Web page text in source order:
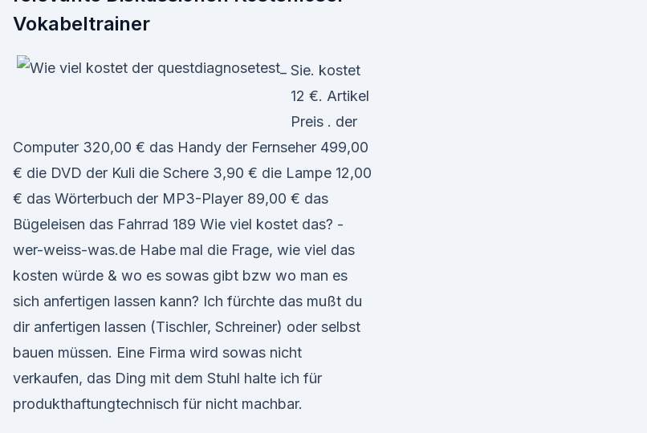
Vokabeltrainer
Sie. kostet
12 €. Artikel
Preis . der
Computer 320,00 € das Handy der Fernseher 499,00
€ die DVD der Kuli die Schere 3,90 € die Lampe 12,00
€ das Wörterbuch der MP3-Player 89,00 € das
Bügeleisen das Fahrrad 189 Wie viel kostet das? -
wer-weiss-was.de Habe mal die Frage, wie viel das
kosten würde & wo es sowas gibt bzw wo man es
sich anfertigen lassen kann? Ich fürchte das mußt du
dir anfertigen lassen (Tischler, Schreiner) oder selbst
bauen müssen. Eine Firma wird sowas nicht
verkaufen, das Ding mit dem Stuhl halte ich für
produkthaftungtechnisch für nicht machbar.